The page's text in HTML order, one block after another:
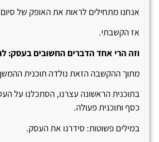
אנחנו מתחילים לראות את האופק של
אז הקשבתי.
וזה הרי אחד הדברים החשובים בעסק:
מתוך ההקשבה הזאת נולדה תוכנית
בתוכנית הראשונה עצרנו, הסתכלנו על
כסף ותוכנית פעולה.
במילים פשוטות: סידרנו את העסק.